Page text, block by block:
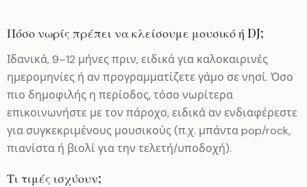
Πόσο νωρίς πρέπει να κλείσουμε μουσικό ή DJ;
Ιδανικά, 9–12 μήνες πριν, ειδικά για καλοκαιρινές
ημερομηνίες ή αν προγραμματίζετε γάμο σε νησί. Όσο
πιο δημοφιλής η περίοδος, τόσο νωρίτερα
επικοινωνήστε με τον πάροχο, ειδικά αν ενδιαφέρεστε
για συγκεκριμένους μουσικούς (π.χ. μπάντα pop/rock,
πιανίστα ή βιολί για την τελετή/υποδοχή).
Τι τιμές ισχύουν;